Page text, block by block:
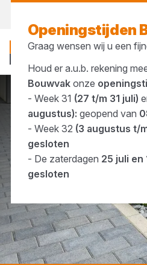
... Grind & split
Openingstijden
Graag wensen wij u een
Houd er a.u.b. rekening
Bouwvakonze
- Week 31 (27 t/m 31 juli)
augustus): geopend van
- Week 32 (3 augustus t/
gesloten
- De zaterdagen 25 juli en
gesloten